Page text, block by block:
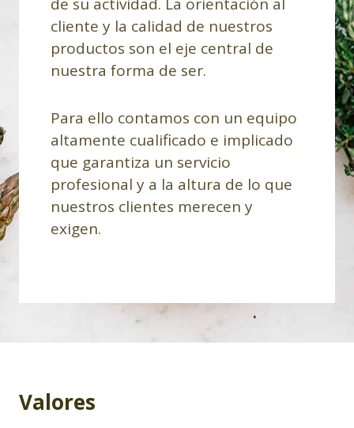
cliente y la calidad de nuestros
productos son el eje central de
nuestra forma de ser.
Para ello contamos con un equipo
altamente cualificado e implicado
que garantiza un servicio
profesional y a la altura de lo que
nuestros clientes merecen y
exigen.
Valores